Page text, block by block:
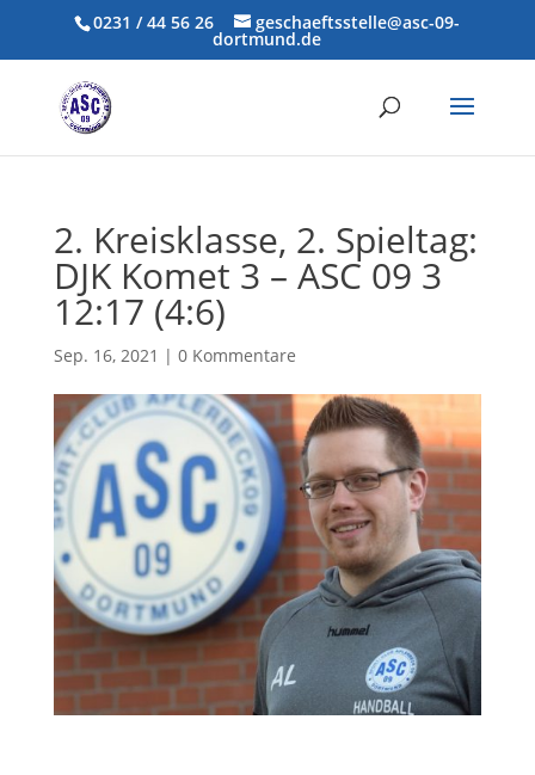
0231 / 44 56 26 geschaeftsstelle@asc-09-
dortmund.de
2. Kreisklasse, 2. Spieltag:
DJK Komet 3 – ASC 09 3
12:17 (4:6)
Sep. 16, 2021 | 0 Kommentare